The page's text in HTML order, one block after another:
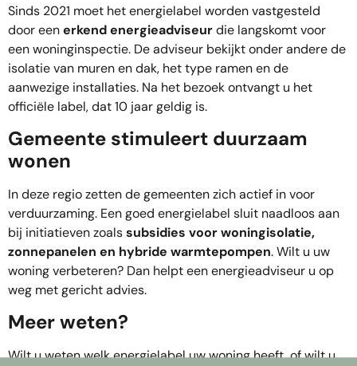
Sinds 2021 moet het energielabel worden vastgesteld
door eenerkend energieadviseurdie langskomt voor
een woninginspectie. De adviseur bekijkt onder andere de
isolatie van muren en dak, het type ramen en de
aanwezige installaties. Na het bezoek ontvangt u het
officiële label, dat 10 jaar geldig is.
Gemeente stimuleert duurzaam
wonen
In deze regio zetten de gemeenten zich actief in voor
verduurzaming. Een goed energielabel sluit naadloos aan
bij initiatieven zoalssubsidies voor woningisolatie,
zonnepanelen en hybride warmtepompen. Wilt u uw
woning verbeteren? Dan helpt een energieadviseur u op
weg met gericht advies.
Meer weten?
Wilt u weten welk energielabel uw woning heeft, of wilt u